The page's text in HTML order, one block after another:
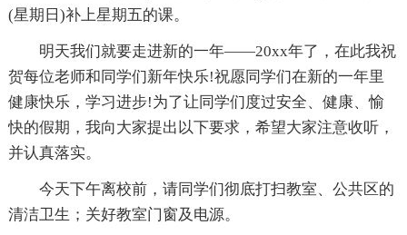
(星期日)补上星期五的课。
明天我们就要走进新的一年——20xx年了，在此我祝
贺每位老师和同学们新年快乐!祝愿同学们在新的一年里
健康快乐，学习进步!为了让同学们度过安全、健康、愉
快的假期，我向大家提出以下要求，希望大家注意收听，
并认真落实。
今天下午离校前，请同学们彻底打扫教室、公共区的
清洁卫生；关好教室门窗及电源。